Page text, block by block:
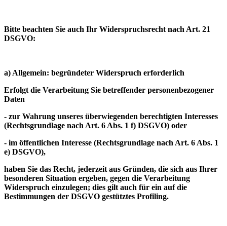
Bitte beachten Sie auch Ihr Widerspruchsrecht nach Art. 21
DSGVO:
a) Allgemein: begründeter Widerspruch erforderlich
Erfolgt die Verarbeitung Sie betreffender personenbezogener
Daten
- zur Wahrung unseres überwiegenden berechtigten Interesses
(Rechtsgrundlage nach Art. 6 Abs. 1 f) DSGVO) oder
- im öffentlichen Interesse (Rechtsgrundlage nach Art. 6 Abs. 1
e) DSGVO),
haben Sie das Recht, jederzeit aus Gründen, die sich aus Ihrer
besonderen Situation ergeben, gegen die Verarbeitung
Widerspruch einzulegen; dies gilt auch für ein auf die
Bestimmungen der DSGVO gestütztes Profiling.